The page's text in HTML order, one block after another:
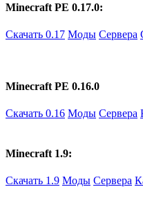
Minecraft PE 0.17.0:
Скачать 0.17 Моды Сервера
Minecraft PE 0.16.0
Скачать 0.16 Моды Сервера
Minecraft 1.9:
Скачать 1.9 Моды Сервера